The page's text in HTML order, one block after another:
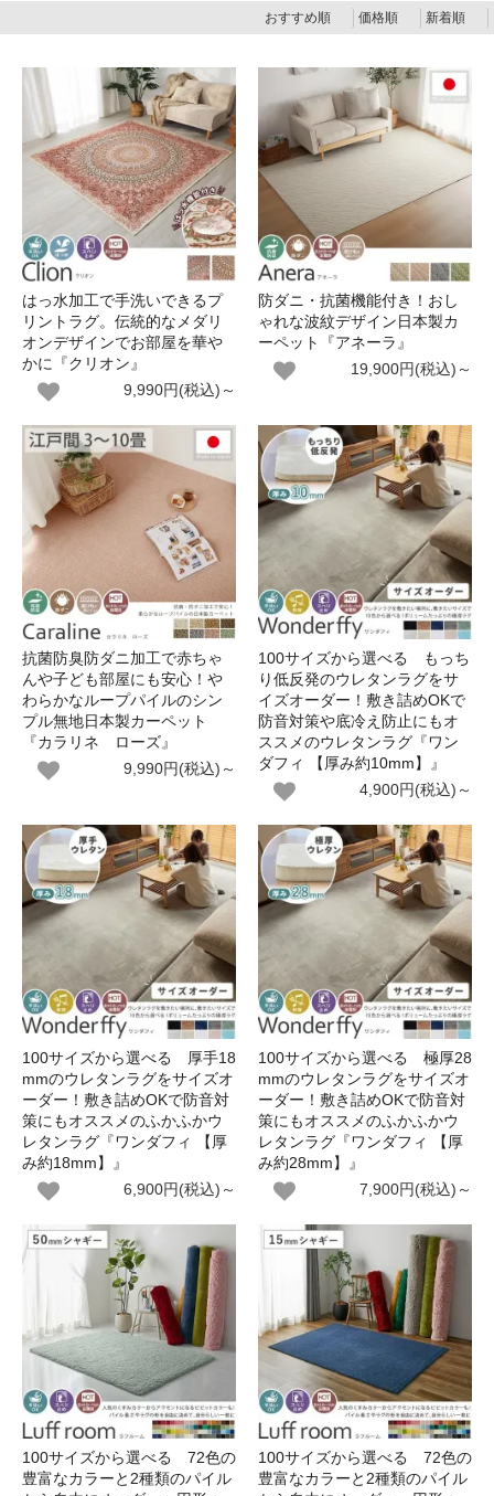
おすすめ順 価格順 新着順
はっ水加工で手洗いできるプ
リントラグ。伝統的なメダリ
オンデザインでお部屋を華や
かに『クリオン』
9,990円(税込)～
防ダニ・抗菌機能付き！おし
ゃれな波紋デザイン日本製カ
ーペット『アネーラ』
19,900円(税込)～
抗菌防臭防ダニ加工で赤ちゃ
んや子ども部屋にも安心！や
わらかなループパイルのシン
プル無地日本製カーペット
『カラリネ ローズ』
9,990円(税込)～
100サイズから選べる もっち
り低反発のウレタンラグをサ
イズオーダー！敷き詰めOKで
防音対策や底冷え防止にもオ
ススメのウレタンラグ『ワン
ダフィ 【厚み約10mm】』
4,900円(税込)～
100サイズから選べる 厚手18
mmのウレタンラグをサイズオ
ーダー！敷き詰めOKで防音対
策にもオススメのふかふかウ
レタンラグ『ワンダフィ 【厚
み約18mm】』
6,900円(税込)～
100サイズから選べる 極厚28
mmのウレタンラグをサイズオ
ーダー！敷き詰めOKで防音対
策にもオススメのふかふかウ
レタンラグ『ワンダフィ 【厚
み約28mm】』
7,900円(税込)～
100サイズから選べる 72色の
豊富なカラーと2種類のパイル
100サイズから選べる 72色の
豊富なカラーと2種類のパイル